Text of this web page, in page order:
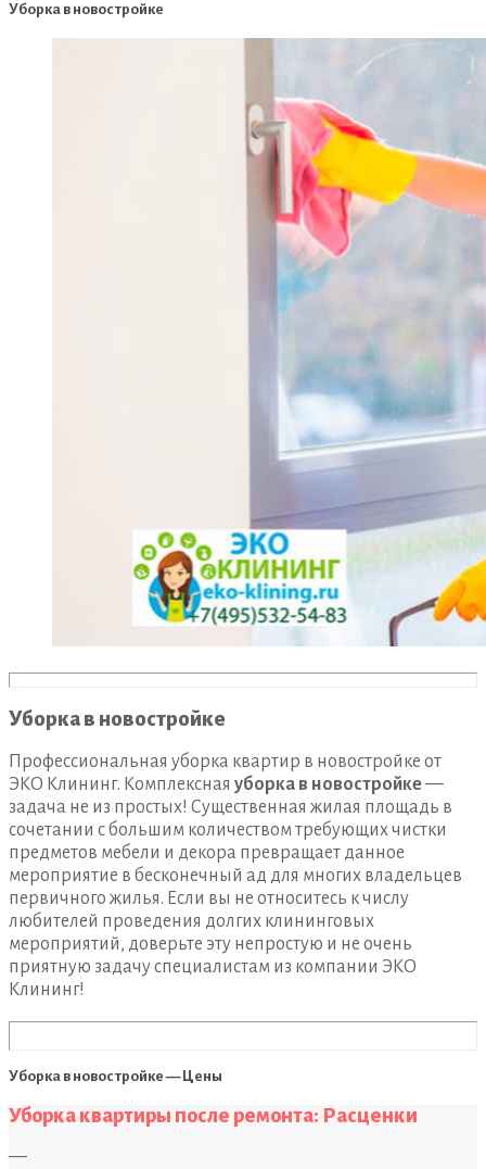
Уборка в новостройке
Уборка в новостройке
Профессиональная уборка квартир в новостройке от
ЭКО Клининг. Комплексная уборка в новостройке—
задача не из простых! Существенная жилая площадь в
сочетании с большим количеством требующих чистки
предметов мебели и декора превращает данное
мероприятие в бесконечный ад для многих владельцев
первичного жилья. Если вы не относитесь к числу
любителей проведения долгих клининговых
мероприятий, доверьте эту непростую и не очень
приятную задачу специалистам из компании ЭКО
Клининг!
Уборка в новостройке — Цены
Уборка квартиры после ремонта: Расценки
—